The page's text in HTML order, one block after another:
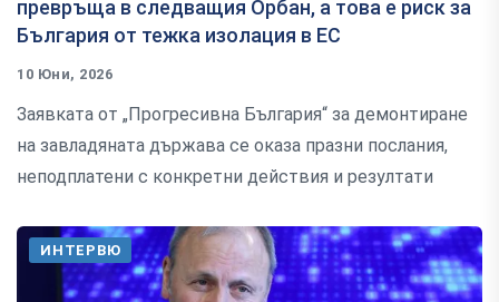
превръща в следващия Орбан, а това е риск за
България от тежка изолация в ЕС
10 Юни, 2026
Заявката от „Прогресивна България“ за демонтиране
на завладяната държава се оказа празни послания,
неподплатени с конкретни действия и резултати
ИНТЕРВЮ